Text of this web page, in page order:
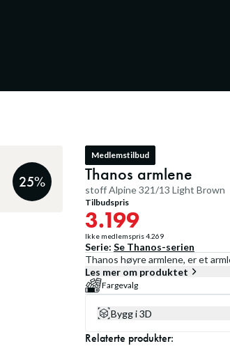
25%
Medlemstilbud
Thanos armlene
stoff Alpine 321/13 Light Brown
Tilbudspris
3.199
Ikke medlemspris4.269
Serie: Se Thanos-serien
Thanos høyre armlene, er et
Les mer om produktet
Fargevalg
Bygg i 3D
Relaterte produkter: